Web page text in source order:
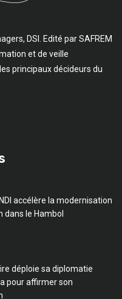
DSI. Edité par SAFREM
et de veille
principaux décideurs du
accélère la modernisation
dans le Hambol
déploie sa diplomatie
pour affirmer son